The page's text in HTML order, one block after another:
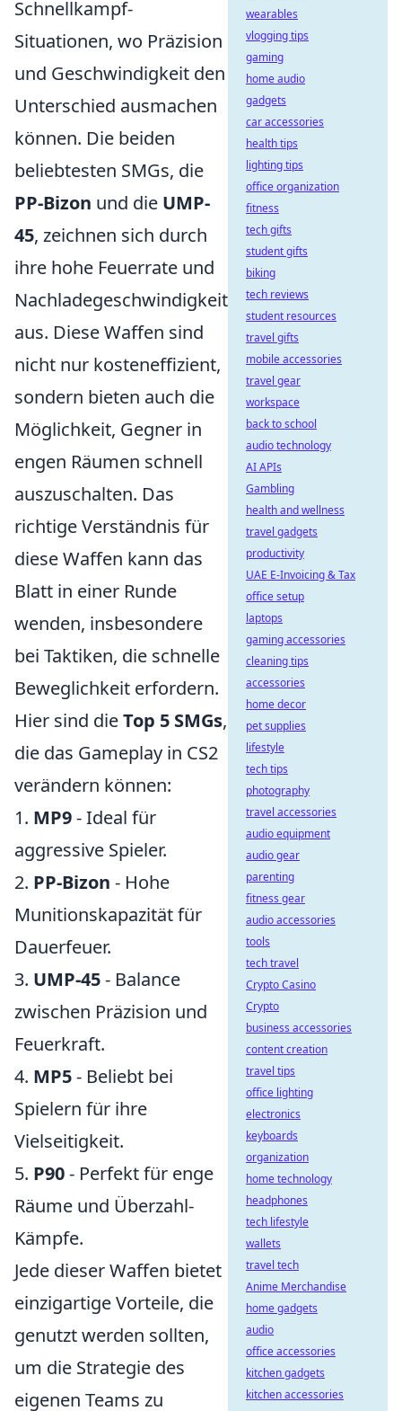
Schnellkampf-
Situationen, wo Präzision
und Geschwindigkeit den
Unterschied ausmachen
können. Die beiden
beliebtesten SMGs, die
PP-Bizon und die UMP-
45, zeichnen sich durch
ihre hohe Feuerrate und
Nachladegeschwindigkeit
aus. Diese Waffen sind
nicht nur kosteneffizient,
sondern bieten auch die
Möglichkeit, Gegner in
engen Räumen schnell
auszuschalten. Das
richtige Verständnis für
diese Waffen kann das
Blatt in einer Runde
wenden, insbesondere
bei Taktiken, die schnelle
Beweglichkeit erfordern.
Hier sind dieTop 5 SMGs,
die das Gameplay in CS2
verändern können:
1. MP9- Ideal für
aggressive Spieler.
2. PP-Bizon - Hohe
Munitionskapazität für
Dauerfeuer.
3. UMP-45- Balance
zwischen Präzision und
Feuerkraft.
4. MP5- Beliebt bei
Spielern für ihre
Vielseitigkeit.
5. P90- Perfekt für enge
Räume und Überzahl-
Kämpfe.
Jede dieser Waffen bietet
einzigartige Vorteile, die
genutzt werden sollten,
um die Strategie des
eigenen Teams zu
wearables
vlogging tips
gaming
home audio
gadgets
car accessories
health tips
lighting tips
office organization
fitness
tech gifts
student gifts
biking
tech reviews
student resources
travel gifts
mobile accessories
travel gear
workspace
back to school
audio technology
AI APIs
Gambling
health and wellness
travel gadgets
productivity
UAE E-Invoicing & Tax
office setup
laptops
gaming accessories
cleaning tips
accessories
home decor
pet supplies
lifestyle
tech tips
photography
travel accessories
audio equipment
audio gear
parenting
fitness gear
audio accessories
tools
tech travel
Crypto Casino
Crypto
business accessories
content creation
travel tips
office lighting
electronics
keyboards
organization
home technology
headphones
tech lifestyle
wallets
travel tech
Anime Merchandise
home gadgets
audio
office accessories
kitchen gadgets
kitchen accessories